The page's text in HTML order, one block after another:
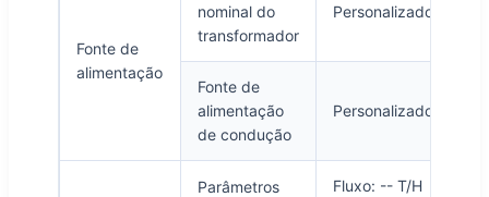
Fonte de
alimentação
nominal do
transformador
Personalizado
Fonte de
alimentação
de condução
Personalizado
Parâmetros
Fluxo: -- T/H